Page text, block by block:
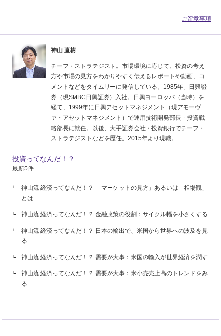
神山 直樹
チーフ・ストラテジスト。市場環境に応じて、投資の考え
方や市場の見方をわかりやすく伝えるレポートや動画、コ
メントなどをタイムリーに発信している。1985年、日興證
券（現SMBC日興証券）入社。日興ヨーロッパ（当時）を
経て、1999年に日興アセットマネジメント（現アモーヴ
ァ・アセットマネジメント）で運用技術開発部長・投資戦
略部長に就任。以後、大手証券会社・投資銀行でチーフ・
ストラテジストなどを歴任。2015年より現職。
投資ってなんだ！？
最新5件
神山流 経済ってなんだ！？ 「マーケットの見方」あるいは「相場観」
とは
神山流 経済ってなんだ！？ 金融政策の役割：サイクル幅を小さくする
神山流 経済ってなんだ！？ 日本の輸出で、米国から世界への波及を見
る
神山流 経済ってなんだ！？ 需要が大事：米国の輸入が世界経済を潤す
神山流 経済ってなんだ！？ 需要が大事：米小売売上高のトレンドをみ
る
ご留意事項